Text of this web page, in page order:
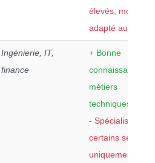
élevés, moins
adapté aux PME
Ingénierie, IT,
finance
+ Bonne
connaissance
métiers
techniques
- Spécialisé sur
certains secteurs
uniquement